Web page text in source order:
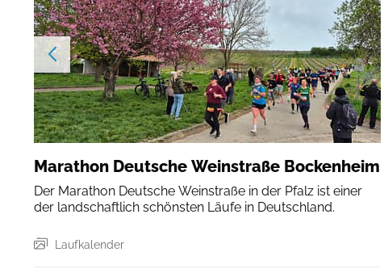
Marathon Deutsche Weinstraße Bockenheim
Der Marathon Deutsche Weinstraße in der Pfalz ist einer
der landschaftlich schönsten Läufe in Deutschland.
Laufkalender